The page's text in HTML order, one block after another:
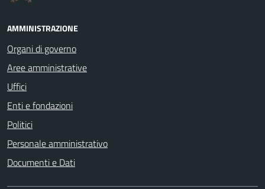
AMMINISTRAZIONE
Organi di governo
Aree amministrative
Uffici
Enti e fondazioni
Politici
Personale amministrativo
Documenti e Dati